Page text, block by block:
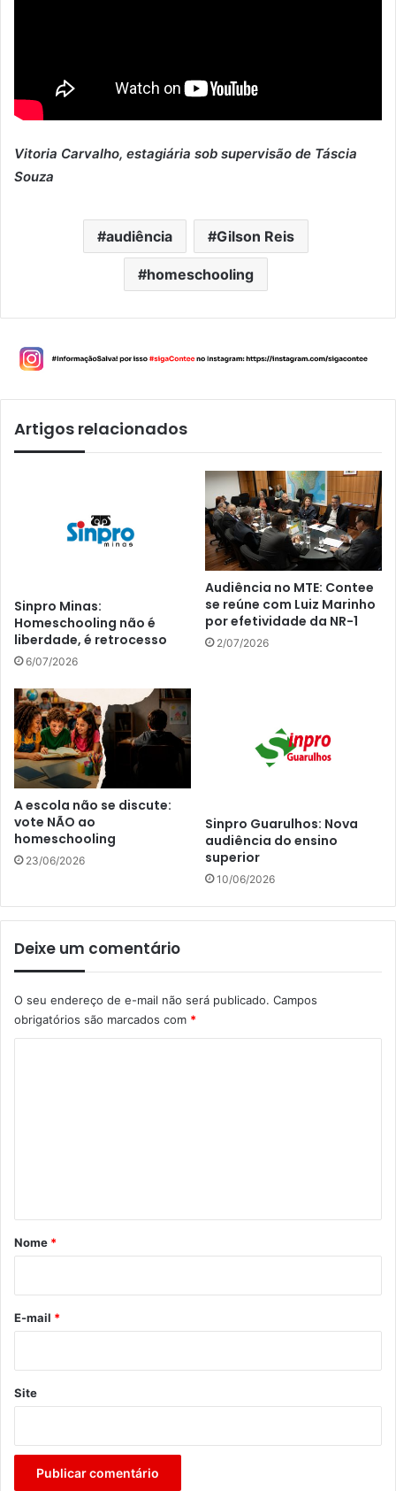
Vitoria Carvalho, estagiária sob supervisão de Táscia
Souza
audiência Gilson Reis
homeschooling
Artigos relacionados
Sinpro Minas:
Homeschooling não é
liberdade, é retrocesso
6/07/2026
Audiência no MTE: Contee
se reúne com Luiz Marinho
por efetividade da NR-1
2/07/2026
A escola não se discute:
vote NÃO ao
homeschooling
23/06/2026
Sinpro Guarulhos: Nova
audiência do ensino
superior
10/06/2026
Deixe um comentário
O seu endereço de e-mail não será publicado. Campos
obrigatórios são marcados com *
r
*
Nome *
E-mail *
Site